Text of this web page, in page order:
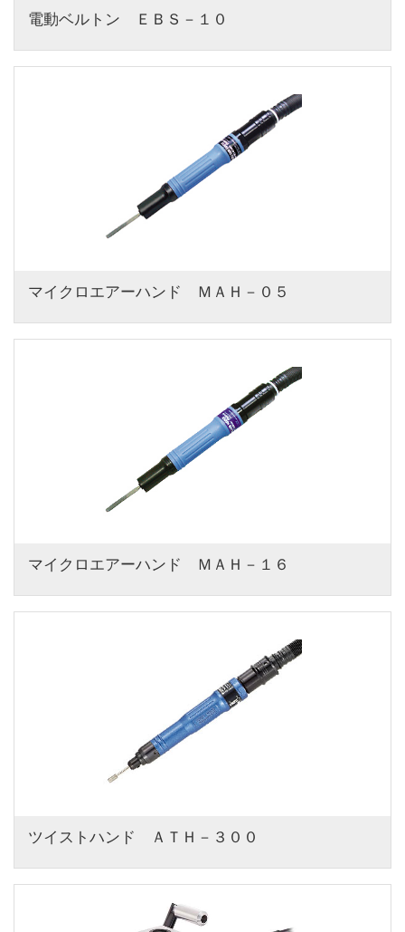
電動ベルトン　ＥＢＳ－１０
マイクロエアーハンド　ＭＡＨ－０５
マイクロエアーハンド　ＭＡＨ－１６
ツイストハンド　ＡＴＨ－３００